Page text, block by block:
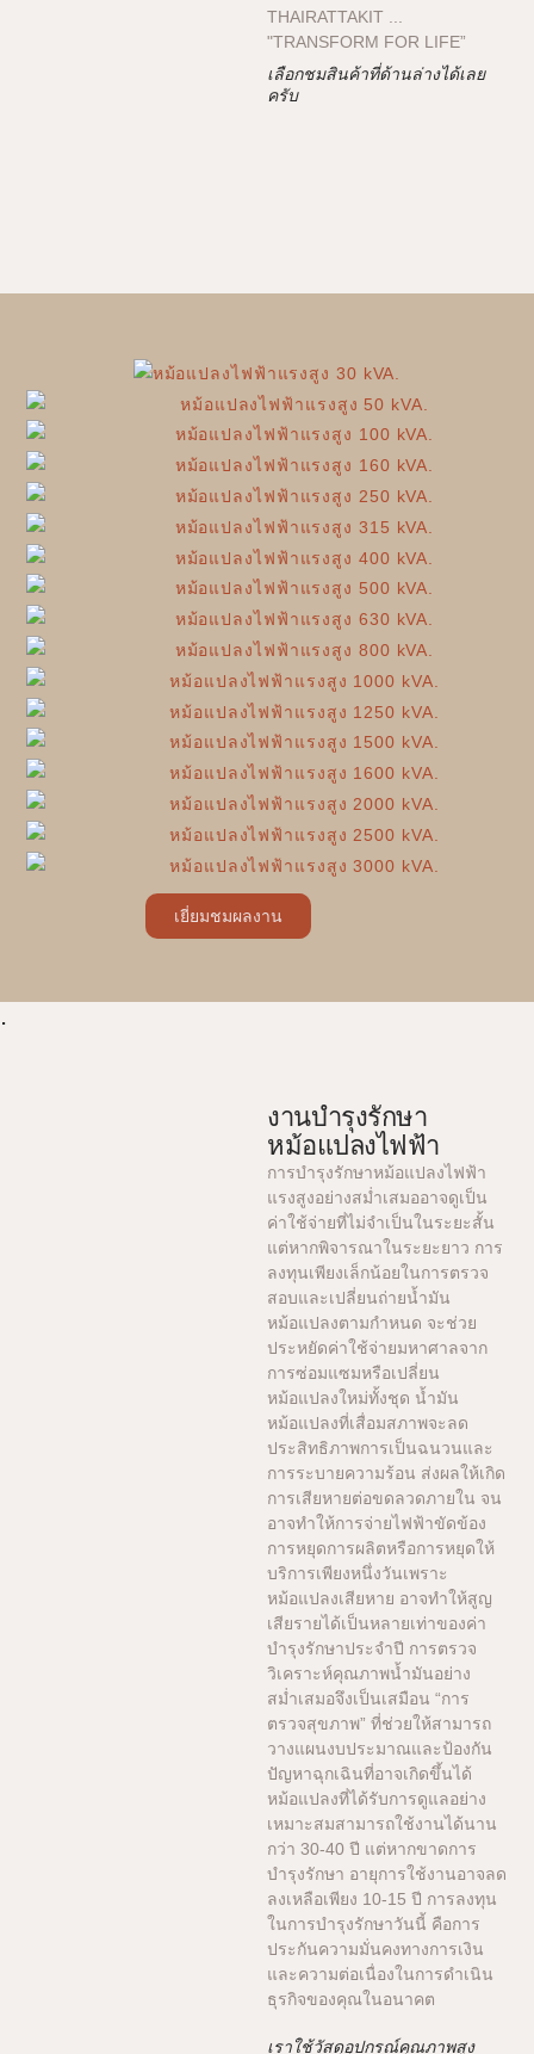
THAIRATTAKIT ...
"TRANSFORM FOR LIFE”
เลือกชมสินค้าที่ด้านล่างได้เลย
ครับ
เยี่ยมชมผลงาน
.
งานบำรุงรักษา
หม้อแปลงไฟฟ้า
การบำรุงรักษาหม้อแปลงไฟฟ้า
แรงสูงอย่างสม่ำเสมออาจดูเป็น
ค่าใช้จ่ายที่ไม่จำเป็นในระยะสั้น
แต่หากพิจารณาในระยะยาว การ
ลงทุนเพียงเล็กน้อยในการตรวจ
สอบและเปลี่ยนถ่ายน้ำมัน
หม้อแปลงตามกำหนด จะช่วย
ประหยัดค่าใช้จ่ายมหาศาลจาก
การซ่อมแซมหรือเปลี่ยน
หม้อแปลงใหม่ทั้งชุด น้ำมัน
หม้อแปลงที่เสื่อมสภาพจะลด
ประสิทธิภาพการเป็นฉนวนและ
การระบายความร้อน ส่งผลให้เกิด
การเสียหายต่อขดลวดภายใน จน
อาจทำให้การจ่ายไฟฟ้าขัดข้อง
การหยุดการผลิตหรือการหยุดให้
บริการเพียงหนึ่งวันเพราะ
หม้อแปลงเสียหาย อาจทำให้สูญ
เสียรายได้เป็นหลายเท่าของค่า
บำรุงรักษาประจำปี การตรวจ
วิเคราะห์คุณภาพน้ำมันอย่าง
สม่ำเสมอจึงเป็นเสมือน “การ
ตรวจสุขภาพ” ที่ช่วยให้สามารถ
วางแผนงบประมาณและป้องกัน
ปัญหาฉุกเฉินที่อาจเกิดขึ้นได้
หม้อแปลงที่ได้รับการดูแลอย่าง
เหมาะสมสามารถใช้งานได้นาน
กว่า 30-40 ปี แต่หากขาดการ
บำรุงรักษา อายุการใช้งานอาจลด
ลงเหลือเพียง 10-15 ปี การลงทุน
ในการบำรุงรักษาวันนี้ คือการ
ประกันความมั่นคงทางการเงิน
และความต่อเนื่องในการดำเนิน
ธุรกิจของคุณในอนาคต
เราใช้วัสดุอุปกรณ์คุณภาพสูง